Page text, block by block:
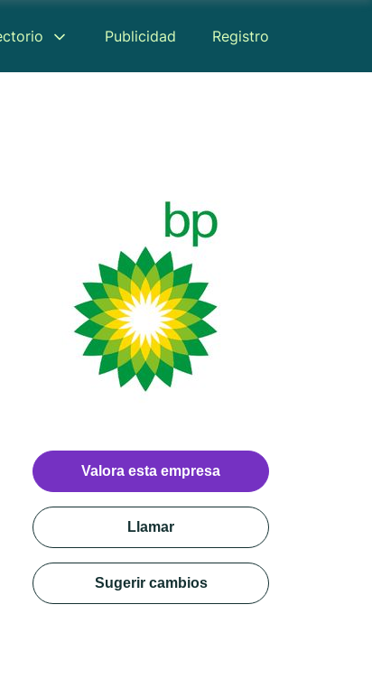
Publicidad Registro
Valora esta empresa
Llamar
Sugerir cambios